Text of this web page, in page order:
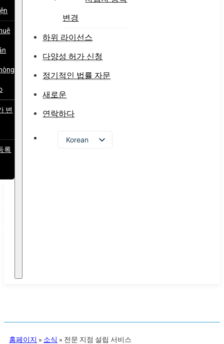
변
록
변경
하위 라이선스
다양성 허가 신청
정기적인 법률 자문
새로운
연락하다
Korean
홈페이지 » 소식 » 전문 지점 설립 서비스